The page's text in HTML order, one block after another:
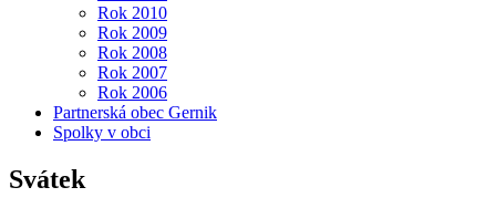
Rok 2010
Rok 2009
Rok 2008
Rok 2007
Rok 2006
Partnerská obec Gernik
Spolky v obci
Svátek